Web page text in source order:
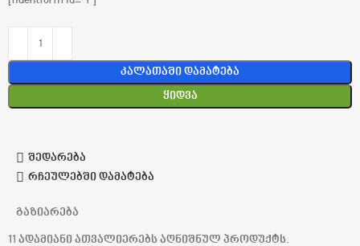
Კალათაში Დამატება
Ყიდვა
შედარება
რჩეულებში დამატება
გაზიარება
11 ადამიანი ათვალიერებს აღნიშნულ პროდუქტს.